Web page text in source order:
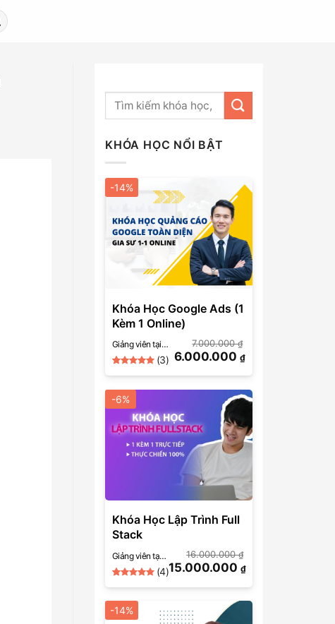
KHÓA HỌC NỔI BẬT
-14%
Khóa Học Google Ads (1
Kèm 1 Online)
Giảng viên tại
SkillMall (Google
5
based on
customer
ratings
(3)
7.000.000₫
6.000.000₫
-6%
Khóa Học Lập Trình Full
Stack
Giảng viên tại
SkillMall (Lập
based on
customer
ratings
(4)
16.000.000₫
15.000.000₫
-14%